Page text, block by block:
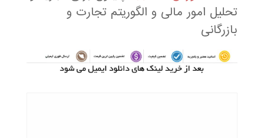
تحلیل امور مالی و الگوریتم تجارت و
بازرگانی